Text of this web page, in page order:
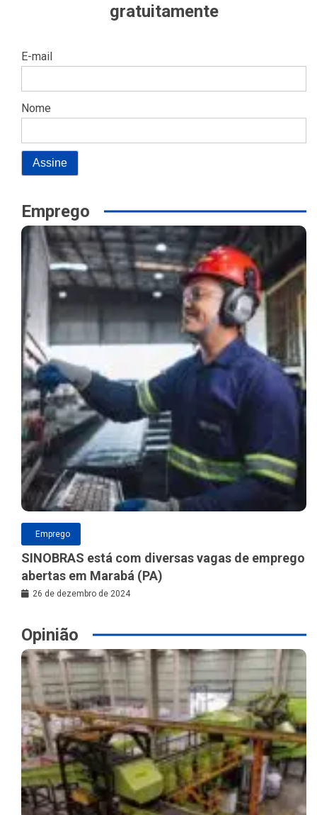
gratuitamente
E-mail
Nome
Emprego
Emprego
SINOBRAS está com diversas vagas de emprego
abertas em Marabá (PA)
26 de dezembro de 2024
Opinião